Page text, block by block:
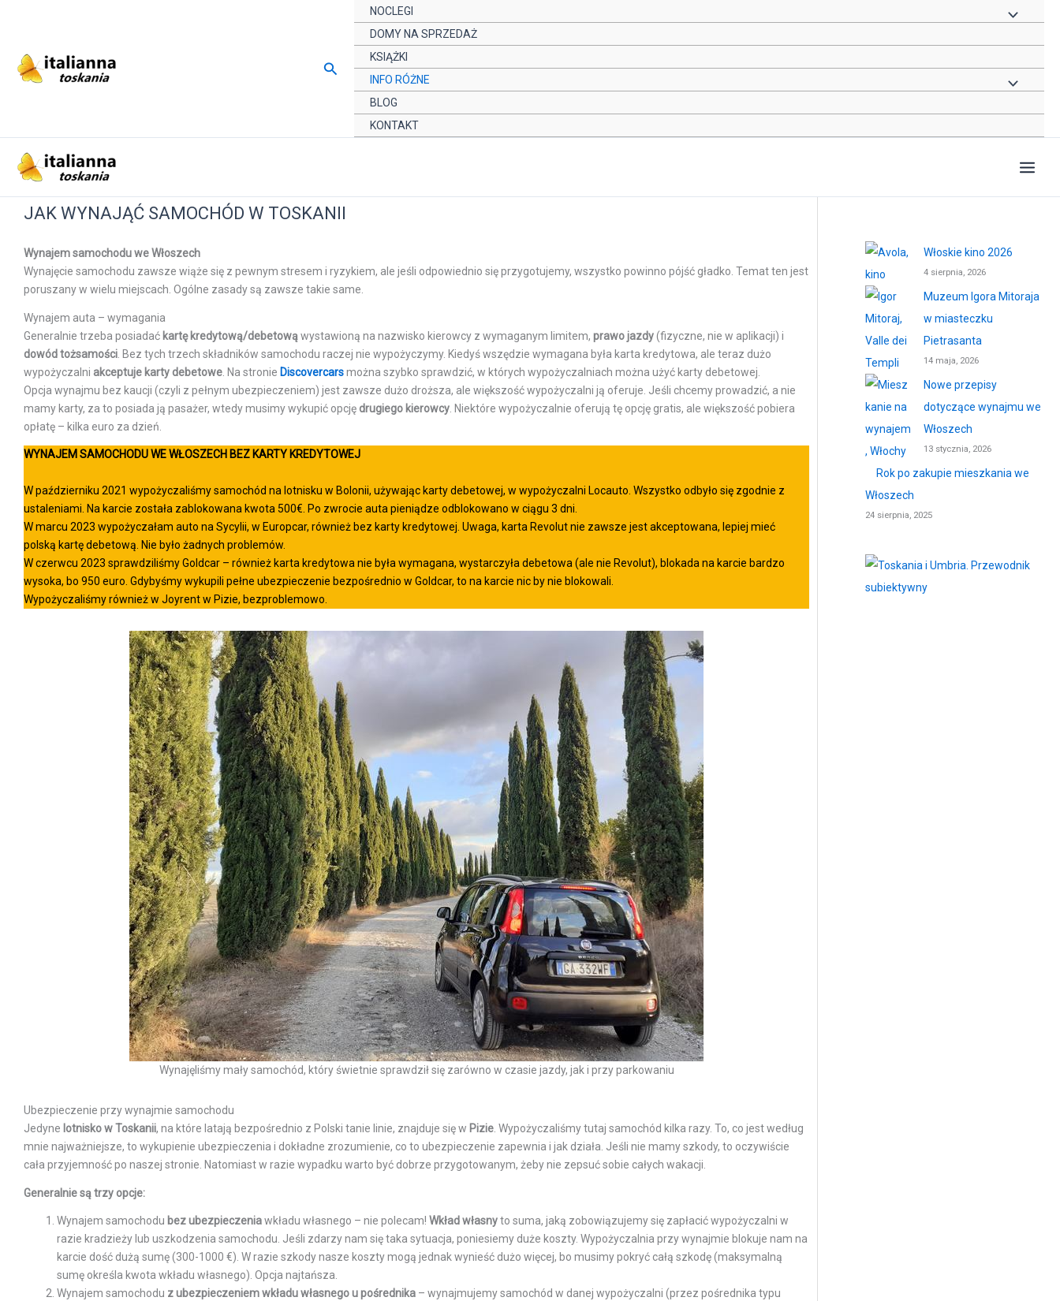
Szukaj
NOCLEGI
DOMY NA SPRZEDAŻ
KSIĄŻKI
INFO RÓŻNE
BLOG
KONTAKT
JAK WYNAJĄĆ SAMOCHÓD W TOSKANII
Wynajem samochodu we Włoszech
Wynajęcie samochodu zawsze wiąże się z pewnym stresem i ryzykiem, ale jeśli odpowiednio się przygotujemy, wszystko powinno pójść gładko. Temat ten jest
poruszany w wielu miejscach. Ogólne zasady są zawsze takie same.
Wynajem auta – wymagania
Generalnie trzeba posiadać kartę kredytową/debetową wystawioną na nazwisko kierowcy z wymaganym limitem, prawo jazdy(fizyczne, nie w aplikacji) i
dowód tożsamości . Bez tych trzech składników samochodu raczej nie wypożyczymy. Kiedyś wszędzie wymagana była karta kredytowa, ale teraz dużo
wypożyczalni akceptuje karty debetowe . Na stronie Discovercarsmożna szybko sprawdzić, w których wypożyczalniach można użyć karty debetowej.
Opcja wynajmu bez kaucji (czyli z pełnym ubezpieczeniem) jest zawsze dużo droższa, ale większość wypożyczalni ją oferuje. Jeśli chcemy prowadzić, a nie
mamy karty, za to posiada ją pasażer, wtedy musimy wykupić opcjędrugiego kierowcy . Niektóre wypożyczalnie oferują tę opcję gratis, ale większość pobiera
opłatę – kilka euro za dzień.
WYNAJEM SAMOCHODU WE WŁOSZECH BEZ KARTY KREDYTOWEJ
W październiku 2021 wypożyczaliśmy samochód na lotnisku w Bolonii, używając karty debetowej, w wypożyczalni Locauto. Wszystko odbyło się zgodnie z
ustaleniami. Na karcie została zablokowana kwota 500€. Po zwrocie auta pieniądze odblokowano w ciągu 3 dni.
W marcu 2023 wypożyczałam auto na Sycylii, w Europcar, również bez karty kredytowej. Uwaga, karta Revolut nie zawsze jest akceptowana, lepiej mieć
polską kartę debetową. Nie było żadnych problemów.
W czerwcu 2023 sprawdziliśmy Goldcar – również karta kredytowa nie była wymagana, wystarczyła debetowa (ale nie Revolut), blokada na karcie bardzo
wysoka, bo 950 euro. Gdybyśmy wykupili pełne ubezpieczenie bezpośrednio w Goldcar, to na karcie nic by nie blokowali.
Wypożyczaliśmy również w Joyrent w Pizie, bezproblemowo.
Wynajęliśmy mały samochód, który świetnie sprawdził się zarówno w czasie jazdy, jak i przy parkowaniu
Ubezpieczenie przy wynajmie samochodu
Jedyne lotnisko w Toskanii, na które latają bezpośrednio z Polski tanie linie, znajduje się w Pizie . Wypożyczaliśmy tutaj samochód kilka razy. To, co jest według
mnie najważniejsze, to wykupienie ubezpieczenia i dokładne zrozumienie, co to ubezpieczenie zapewnia i jak działa. Jeśli nie mamy szkody, to oczywiście
cała przyjemność po naszej stronie. Natomiast w razie wypadku warto być dobrze przygotowanym, żeby nie zepsuć sobie całych wakacji.
Generalnie są trzy opcje:
Wynajem samochodu bez ubezpieczeniawkładu własnego – nie polecam! Wkład własnyto suma, jaką zobowiązujemy się zapłacić wypożyczalni w
razie kradzieży lub uszkodzenia samochodu. Jeśli zdarzy nam się taka sytuacja, poniesiemy duże koszty. Wypożyczalnia przy wynajmie blokuje nam na
karcie dość dużą sumę (300-1000 €). W razie szkody nasze koszty mogą jednak wynieść dużo więcej, bo musimy pokryć całą szkodę (maksymalną
sumę określa kwota wkładu własnego). Opcja najtańsza.
Wynajem samochodu z ubezpieczeniem wkładu własnego u pośrednika – wynajmujemy samochód w danej wypożyczalni (przez pośrednika typu
Włoskie kino 2026
4 sierpnia, 2026
Muzeum Igora Mitoraja
w miasteczku
Pietrasanta
14 maja, 2026
Nowe przepisy
dotyczące wynajmu we
Włoszech
13 stycznia, 2026
Rok po zakupie mieszkania we
Włoszech
24 sierpnia, 2025